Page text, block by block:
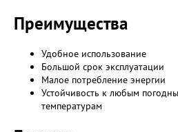
Преимущества
Удобное использование
Большой срок эксплуатации
Малое потребление энергии
Устойчивость к любым
температурам